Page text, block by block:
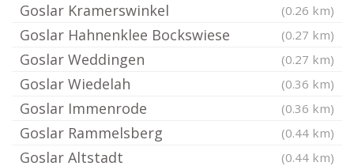
Goslar Kramerswinkel (0.26 km)
Goslar Hahnenklee Bockswiese (0.27 km)
Goslar Weddingen (0.27 km)
Goslar Wiedelah (0.36 km)
Goslar Immenrode (0.36 km)
Goslar Rammelsberg (0.44 km)
Goslar Altstadt (0.44 km)